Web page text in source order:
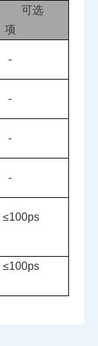
可选
项
-
-
-
-
≤100ps
≤100ps